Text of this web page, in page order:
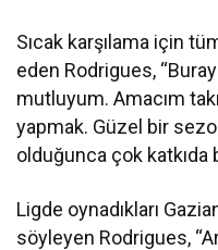
Sıcak karşılama için
eden Rodrigues,
mutluyum. Amacım
yapmak. Güzel bir
olduğunca çok katkıda
Ligde oynadıkları
söyleyen Rodrigues,